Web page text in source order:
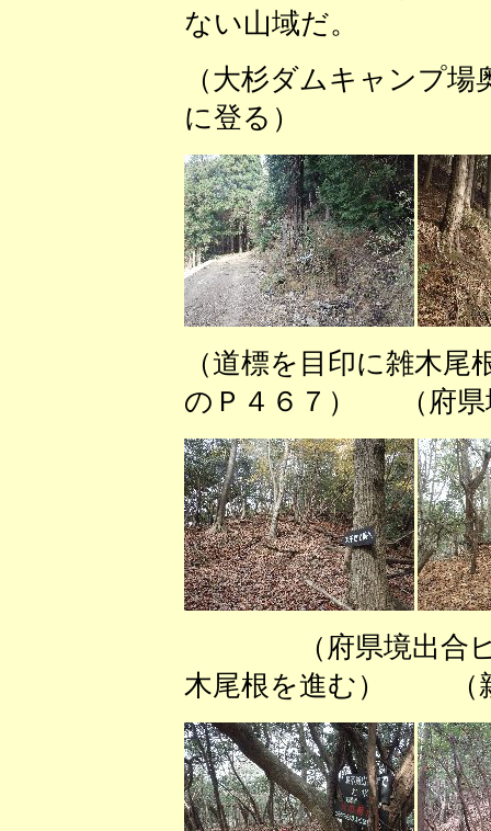
ない山域だ。
（大杉ダムキャンプ
に登る） （
（道標を目印に雑木
のＰ４６７） （府県
（府県境出合ピ
木尾根を進む） （